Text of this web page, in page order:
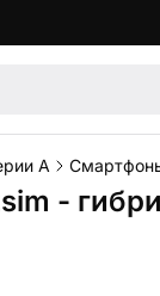
A
-